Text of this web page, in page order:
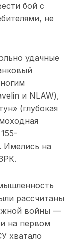
бой с
не
удачные
и NLAW),
(глубокая
Имелись на
рассчитаны
войны —
на первом
хватало